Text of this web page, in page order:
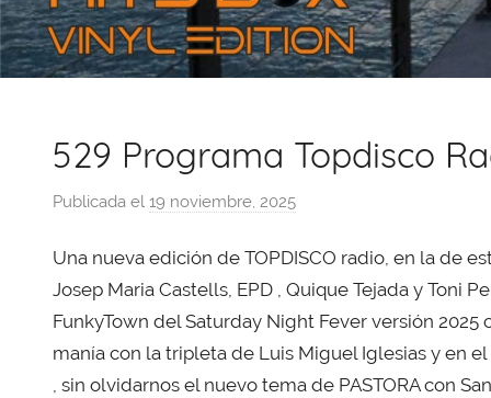
529 Programa Topdisco
Publicada el 19 noviembre, 2025
r
X
a
v
Una nueva edición de TOPDISCO radio, en la de
Josep Maria Castells, EPD , Quique Tejada y Toni
FunkyTown del Saturday Night Fever versión
manía con la tripleta de Luis Miguel Iglesias y en
, sin olvidarnos el nuevo tema de PASTORA con